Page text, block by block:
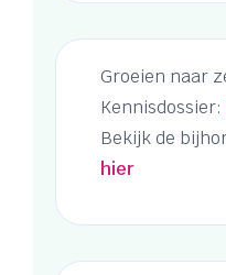
Groeien naar
Kennisdossier:
Bekijk de
hier